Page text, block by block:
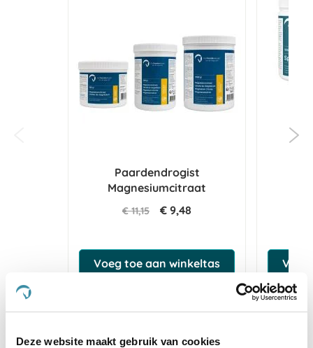
Deze website maakt gebruik van cookies
Paardendrogist
Magnesiumcitraat
€ 11,15 € 9,48
Voeg toe aan winkeltas
4.6